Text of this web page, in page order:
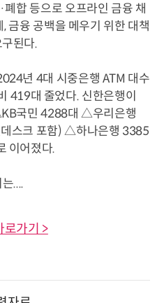
합 등으로 오프라인 금융 채
금융 공백을 메우기 위한 대책
된다.
년 4대 시중은행 ATM 대수
419대 줄었다. 신한은행이
국민 4288대 △우리은행
스크 포함) △하나은행 3385
이어졌다.
....
로가기 >